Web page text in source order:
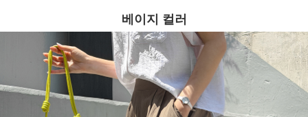
베이지 컬러